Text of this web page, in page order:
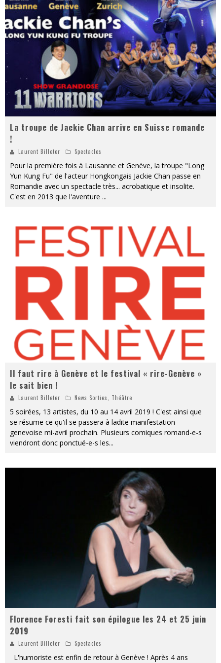
PsyRiver 2026 : la magie revient sur les rives de l’Aar
« MOFUSAND / Parler Japonais » – Des Expressions Pratiques !
« Dr Wertham / L’homme qui étudia les tueurs en série » - Un Métier à Risque !
Assassin's Creed Black Flag Resynced
« Le Vent dand les Saules » - Une Belle Histoire !
La troupe de Jackie Chan arrive en Suisse romande
!
Laurent Billeter Spectacles
Pour la première fois à Lausanne et Genève, la troupe "Long
Yun Kung Fu" de l'acteur Hongkongais Jackie Chan passe en
Romandie avec un spectacle très... acrobatique et insolite.
C'est en 2013 que l'aventure ...
Il faut rire à Genève et le festival « rire-Genève »
le sait bien !
Laurent Billeter News Sorties Théâtre
5 soirées, 13 artistes, du 10 au 14 avril 2019 ! C'est ainsi que
se résume ce qu'il se passera à ladite manifestation
genevoise mi-avril prochain. Plusieurs comiques romand-e-s
viendront donc ponctué-e-s les...
Florence Foresti fait son épilogue les 24 et 25 juin
2019
Laurent Billeter Spectacles
L'humoriste est enfin de retour à Genève ! Après 4 ans